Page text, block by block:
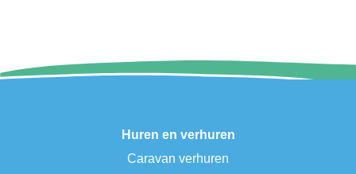
Huren en verhuren
Caravan verhuren